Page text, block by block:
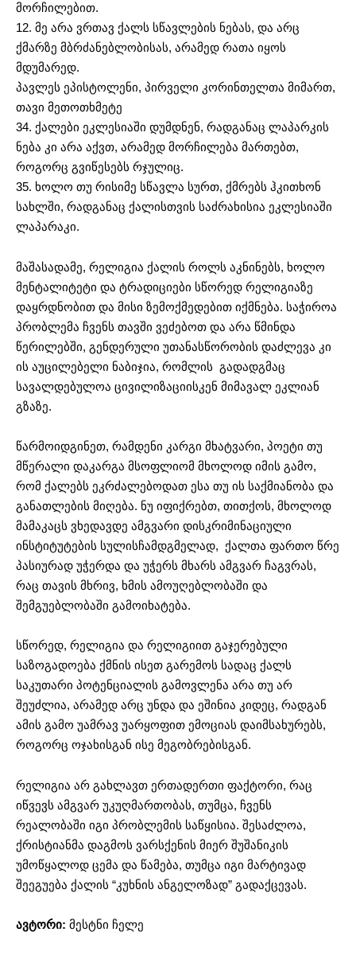
მორჩილებით.
12. მე არა ვრთავ ქალს სწავლების ნებას, და არც
ქმარზე მბრძანებლობისას, არამედ რათა იყოს
მდუმარედ.
პავლეს ეპისტოლენი, პირველი კორინთელთა მიმართ,
თავი მეთოთხმეტე
34. ქალები ეკლესიაში დუმდნენ, რადგანაც ლაპარკის
ნება კი არა აქვთ, არამედ მორჩილება მართებთ,
როგორც გვიწესებს რჯულიც.
35. ხოლო თუ რისიმე სწავლა სურთ, ქმრებს ჰკითხონ
სახლში, რადგანაც ქალისთვის საძრახისია ეკლესიაში
ლაპარაკი.
მაშასადამე, რელიგია ქალის როლს აკნინებს, ხოლო
მენტალიტეტი და ტრადიციები სწორედ რელიგიაზე
დაყრდნობით და მისი ზემოქმედებით იქმნება. საჭიროა
პრობლემა ჩვენს თავში ვეძებოთ და არა წმინდა
წერილებში, გენდერული უთანასწორობის დაძლევა კი
ის აუცილებელი ნაბიჯია, რომლის გადადგმაც
სავალდებულოა ცივილიზაციისკენ მიმავალ ეკლიან
გზაზე.
წარმოიდგინეთ, რამდენი კარგი მხატვარი, პოეტი თუ
მწერალი დაკარგა მსოფლიომ მხოლოდ იმის გამო,
რომ ქალებს ეკრძალებოდათ ესა თუ ის საქმიანობა და
განათლების მიღება. ნუ იფიქრებთ, თითქოს, მხოლოდ
მამაკაცს ვხედავდე ამგვარი დისკრიმინაციული
ინსტიტუტების სულისჩამდგმელად, ქალთა ფართო წრე
პასიურად უჭერდა და უჭერს მხარს ამგვარ ჩაგვრას,
რაც თავის მხრივ, ხმის ამოუღებლობაში და
შემგუებლობაში გამოიხატება.
სწორედ, რელიგია და რელიგიით გაჯერებული
საზოგადოება ქმნის ისეთ გარემოს სადაც ქალს
საკუთარი პოტენციალის გამოვლენა არა თუ არ
შეუძლია, არამედ არც უნდა და ეშინია კიდეც, რადგან
ამის გამო უამრავ უარყოფით ემოციას დაიმსახურებს,
როგორც ოჯახისგან ისე მეგობრებისგან.
რელიგია არ გახლავთ ერთადერთი ფაქტორი, რაც
იწვევს ამგვარ უკუღმართობას, თუმცა, ჩვენს
რეალობაში იგი პრობლემის საწყისია. შესაძლოა,
ქრისტიანმა დაგმოს ვარსქენის მიერ შუშანიკის
უმოწყალოდ ცემა და წამება, თუმცა იგი მარტივად
შეეგუება ქალის “კუხნის ანგელოზად” გადაქცევას.
ავტორი: მესტნი ჩელე